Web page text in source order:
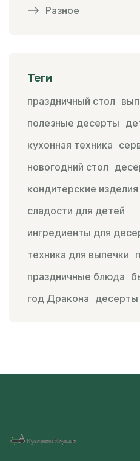
Разное
Теги
праздничный стол
полезные десерты
кухонная техника
новогодний стол
кондитерские изделия
сладости для детей
ингредиенты для
техника для выпечки
праздничные блюда
год Дракона десерты